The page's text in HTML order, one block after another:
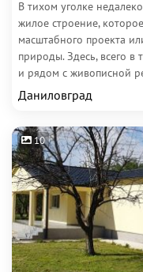
В тихом уголке
жилое строение,
масштабного проекта
природы. Здесь, всего в
и рядом с живописной
Даниловград
10